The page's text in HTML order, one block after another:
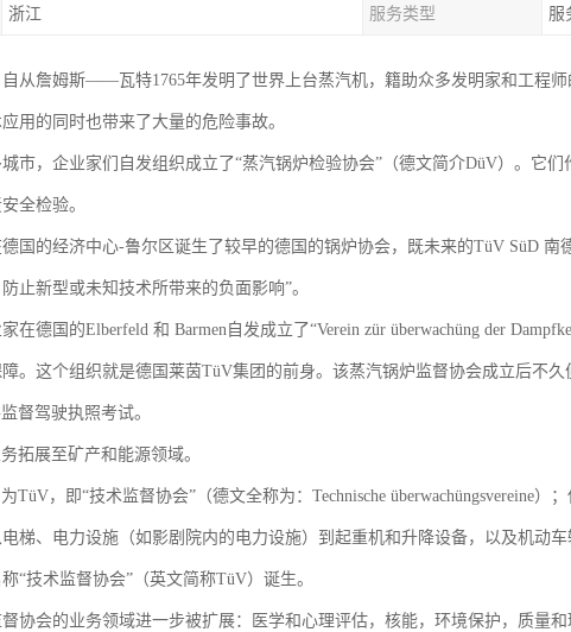
浙江 服务类型 服
从詹姆斯——瓦特1765年发明了世界上台蒸汽机，籍助众多发明家和工程
用的同时也带来了大量的危险事故。
市，企业家们自发组织成立了“蒸汽锅炉检验协会”（德文简介DüV）。它
安全检验。
德国的经济中心-鲁尔区诞生了较早的德国的锅炉协会，既未来的TüV SüD 南
止新型或未知技术所带来的负面影响”。
在德国的Elberfeld 和 Barmen自发成立了“Verein zür überwachüng der
。这个组织就是德国莱茵TüV集团的前身。该蒸汽锅炉监督协会成立后不
督驾驶执照考试。
务拓展至矿产和能源领域。
TüV，即“技术监督协会”（德文全称为：Technische überwachüngsvereine）
梯、电力设施（如影剧院内的电力设施）到起重机和升降设备，以及机动
“技术监督协会”（英文简称TüV）诞生。
督协会的业务领域进一步被扩展：医学和心理评估，核能，环境保护，质量